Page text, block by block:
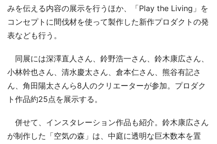
みを伝える内容の展示を行うほか、「Play the Living」を
コンセプトに間伐材を使って製作した新作プロダクトの発
表なども行う。
同展には深澤直人さん、鈴野浩一さん、鈴木康広さん、
小林幹也さん、清水慶太さん、倉本仁さん、熊谷有記さ
ん、角田陽太さんら8人のクリエーターが参加。プロダク
ト作品約25点を展示する。
併せて、インスタレーション作品も紹介。鈴木康広さん
が制作した「空気の森」は、中庭に透明な巨木数本を置